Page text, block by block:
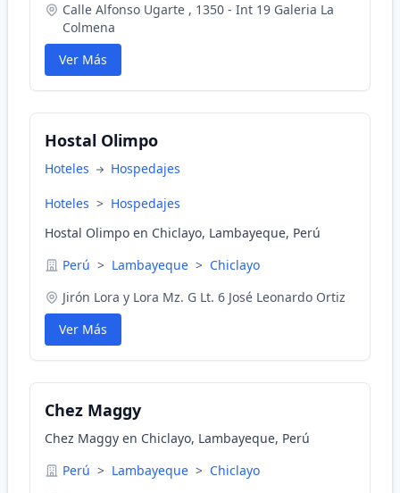
Calle Alfonso Ugarte , 1350 - Int 19 Galeria La
Colmena
Ver Más
Hostal Olimpo
Hoteles Hospedajes
Hoteles > Hospedajes
Hostal Olimpo en Chiclayo, Lambayeque, Perú
Perú > Lambayeque > Chiclayo
Jirón Lora y Lora Mz. G Lt. 6 José Leonardo Ortiz
Ver Más
Chez Maggy
Chez Maggy en Chiclayo, Lambayeque, Perú
Perú > Lambayeque > Chiclayo